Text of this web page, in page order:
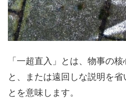
「一超直入」とは、物事の
と、または遠回しな説明を
とを意味します。